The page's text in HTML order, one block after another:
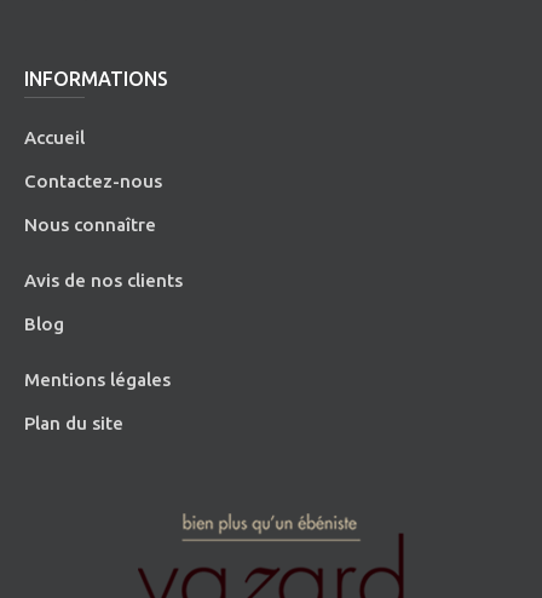
INFORMATIONS
Accueil
Contactez-nous
Nous connaître
Avis de nos clients
Blog
Mentions légales
Plan du site